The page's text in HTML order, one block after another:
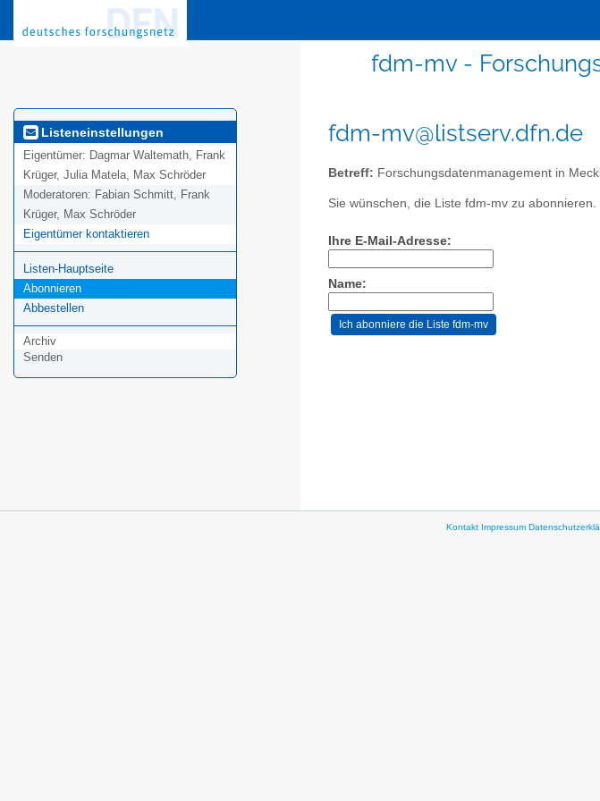
fdm-mv -
Listeneinstellungen
Eigentümer: Dagmar Waltemath, Frank
Krüger, Julia Matela, Max Schröder
Moderatoren: Fabian Schmitt, Frank
Krüger, Max Schröder
Eigentümer kontaktieren
Listen-Hauptseite
Abonnieren
Abbestellen
Archiv
Senden
fdm-mv@listserv.dfn.de
Betreff: Forschungsdatenmanagement in
Sie wünschen, die Liste fdm-mv zu
Ihre E-Mail-Adresse:
Name:
Kontakt Impressum